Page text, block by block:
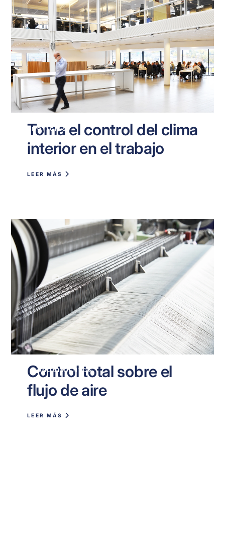
NOTICIAS
Toma el control del clima
interior en el trabajo
LEER MÁS
CONOCIMIENTOS
Control total sobre el
flujo de aire
LEER MÁS